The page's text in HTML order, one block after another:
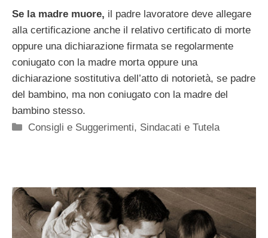
Se la madre muore, il padre lavoratore deve allegare
alla certificazione anche il relativo certificato di morte
oppure una dichiarazione firmata se regolarmente
coniugato con la madre morta oppure una
dichiarazione sostitutiva dell’atto di notorietà, se padre
del bambino, ma non coniugato con la madre del
bambino stesso.
Categorie
Consigli e Suggerimenti, Sindacati e Tutela